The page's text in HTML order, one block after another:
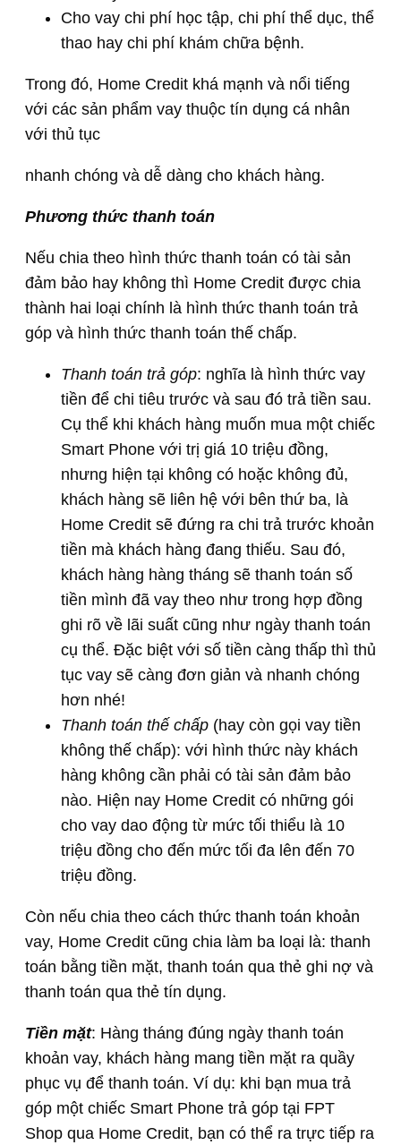
Cho vay chi phí học tập, chi phí thể dục, thể
thao hay chi phí khám chữa bệnh.
Trong đó, Home Credit khá mạnh và nổi tiếng
với các sản phẩm vay thuộc tín dụng cá nhân
với thủ tục
nhanh chóng và dễ dàng cho khách hàng.
Phương thức thanh toán
Nếu chia theo hình thức thanh toán có tài sản
đảm bảo hay không thì Home Credit được chia
thành hai loại chính là hình thức thanh toán trả
góp và hình thức thanh toán thế chấp.
Thanh toán trả góp: nghĩa là hình thức vay
tiền để chi tiêu trước và sau đó trả tiền sau.
Cụ thể khi khách hàng muốn mua một chiếc
Smart Phone với trị giá 10 triệu đồng,
nhưng hiện tại không có hoặc không đủ,
khách hàng sẽ liên hệ với bên thứ ba, là
Home Credit sẽ đứng ra chi trả trước khoản
tiền mà khách hàng đang thiếu. Sau đó,
khách hàng hàng tháng sẽ thanh toán số
tiền mình đã vay theo như trong hợp đồng
ghi rõ về lãi suất cũng như ngày thanh toán
cụ thể. Đặc biệt với số tiền càng thấp thì thủ
tục vay sẽ càng đơn giản và nhanh chóng
hơn nhé!
Thanh toán thế chấp (hay còn gọi vay tiền
không thế chấp): với hình thức này khách
hàng không cần phải có tài sản đảm bảo
nào. Hiện nay Home Credit có những gói
cho vay dao động từ mức tối thiểu là 10
triệu đồng cho đến mức tối đa lên đến 70
triệu đồng.
Còn nếu chia theo cách thức thanh toán khoản
vay, Home Credit cũng chia làm ba loại là: thanh
toán bằng tiền mặt, thanh toán qua thẻ ghi nợ và
thanh toán qua thẻ tín dụng.
Tiền mặt: Hàng tháng đúng ngày thanh toán
khoản vay, khách hàng mang tiền mặt ra quầy
phục vụ để thanh toán. Ví dụ: khi bạn mua trả
góp một chiếc Smart Phone trả góp tại FPT
Shop qua Home Credit, bạn có thể ra trực tiếp ra